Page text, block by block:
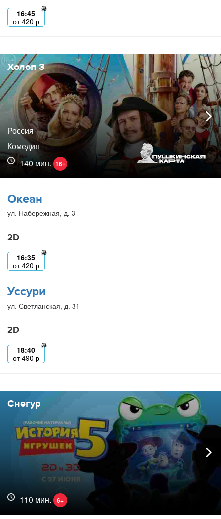
16:45
от420 р
Холоп 3
Россия
Комедия
140 мин. 16+
Океан
ул. Набережная, д. 3
2D
16:35
от420 р
Уссури
ул. Светланская, д. 31
2D
18:40
от490 р
Снегур
110 мин. 6+